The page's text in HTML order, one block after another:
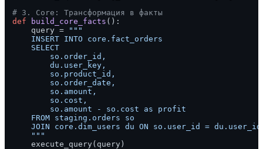
# 3. Core: Трансформация в факты
def
build_core_facts ():
    query =
"""
    INSERT INTO core.fact_orders
    SELECT
        so.order_id,
        du.user_key,
        so.product_id,
        so.order_date,
        so.amount,
        so.cost,
        so.amount - so.cost as profit
    FROM staging.orders so
    JOIN core.dim_users du ON so.user_id = du.user_id
    """
    execute_query(query)